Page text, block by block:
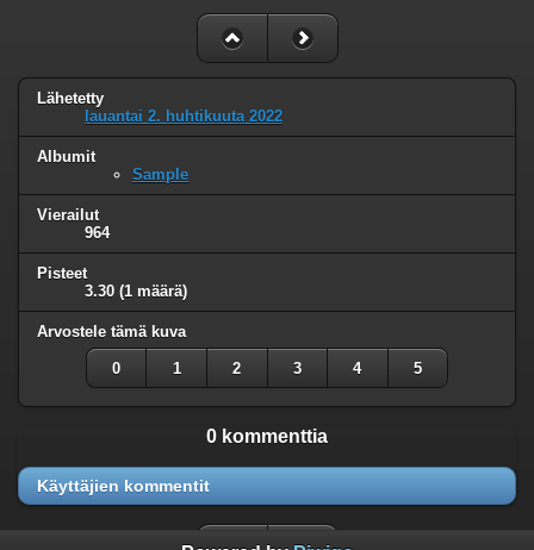
Lähetetty
lauantai 2. huhtikuuta 2022
Albumit
Sample
Vierailut
964
Pisteet
3.30 (1 määrä)
Arvostele tämä kuva
0 1 2 3 4 5
0 kommenttia
Käyttäjien kommentit